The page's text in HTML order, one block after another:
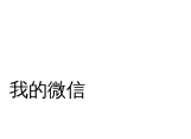
我的微信